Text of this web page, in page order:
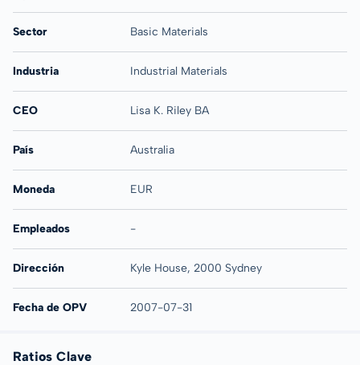
Sector Basic Materials
Industria Industrial Materials
CEO Lisa K. Riley BA
País Australia
Moneda EUR
Empleados -
Dirección Kyle House, 2000 Sydney
Fecha de OPV 2007-07-31
Ratios Clave